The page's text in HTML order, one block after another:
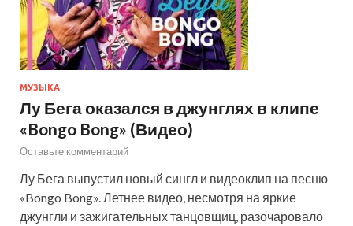
МУЗЫКА
Лу Бега оказался в джунглях в клипе
«Bongo Bong» (Видео)
Оставьте комментарий
Лу Бега выпустил новый сингл и видеоклип на песню
«Bongo Bong». Летнее видео, несмотря на яркие
джунгли и зажигательных танцовщиц, разочаровало